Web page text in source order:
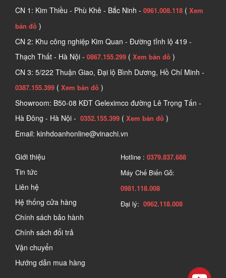
CN 1: Kim Thiều - Phù Khê - Bắc Ninh - 0961.008.118 ( Xem
bản đồ )
CN 2: Khu công nghiệp Kim Quan - Đường tỉnh lộ 419 -
Thạch Thất - Hà Nội - 0867.155.299 ( Xem bản đồ )
CN 3: 5/222 Thuận Giao, Đại lộ Bình Dương, Hồ Chí Minh -
0387.155.399 ( Xem bản đồ )
Showroom: B50-08 KĐT Geleximco đường Lê Trọng Tấn -
Hà Đông - Hà Nội - 0352.155.399 ( Xem bản đồ )
Email: kinhdoanhonline@vinachi.vn
Giới thiệu
Tin tức
Liên hệ
Hệ thống cửa hàng
Chính sách bảo hành
Chính sách đổi trả
Vận chuyển
Hướng dẫn mua hàng
Hotline : 0379.837.688
Máy Chế Biến Gỗ:
0981.118.008
Đại lý: 0962.118.008